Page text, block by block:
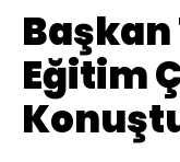
Eğitim